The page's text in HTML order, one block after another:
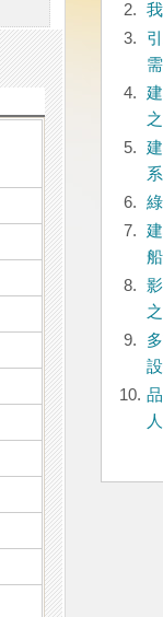
2.
3.
4.
5.
6.
7.
8.
9.
10.